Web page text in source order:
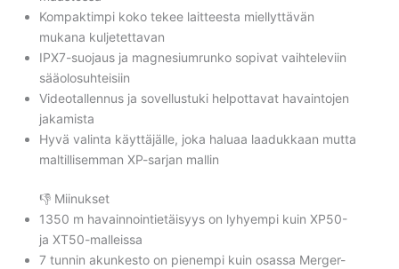
Kompaktimpi koko tekee laitteesta miellyttävän
mukana kuljetettavan
IPX7-suojaus ja magnesiumrunko sopivat vaihteleviin
sääolosuhteisiin
Videotallennus ja sovellustuki helpottavat havaintojen
jakamista
Hyvä valinta käyttäjälle, joka haluaa laadukkaan mutta
maltillisemman XP-sarjan mallin
👎 Miinukset
1350 m havainnointietäisyys on lyhyempi kuin XP50-
ja XT50-malleissa
7 tunnin akunkesto on pienempi kuin osassa Merger-